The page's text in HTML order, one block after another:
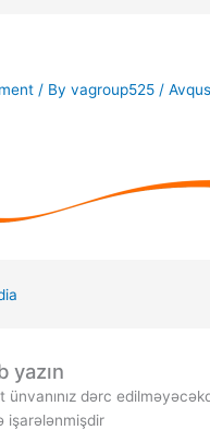
/ Byvagroup525 /
yazın
ünvanınız dərc
işarələnmişdir